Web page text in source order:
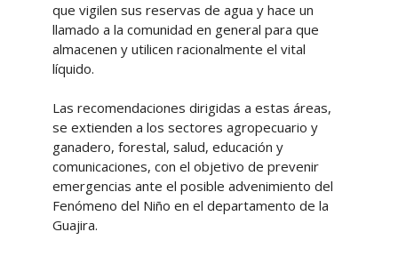
que vigilen sus reservas de agua y hace un
llamado a la comunidad en general para que
almacenen y utilicen racionalmente el vital
líquido.
Las recomendaciones dirigidas a estas áreas,
se extienden a los sectores agropecuario y
ganadero, forestal, salud, educación y
comunicaciones, con el objetivo de prevenir
emergencias ante el posible advenimiento del
Fenómeno del Niño en el departamento de la
Guajira.